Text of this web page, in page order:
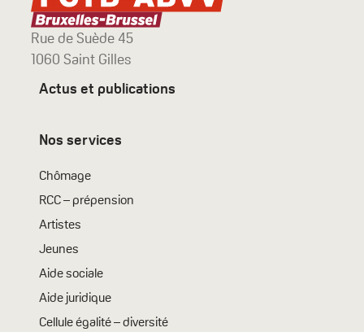
Rue de Suède 45
1060 Saint Gilles
Actus et publications
Nos services
Chômage
RCC – prépension
Artistes
Jeunes
Aide sociale
Aide juridique
Cellule égalité – diversité